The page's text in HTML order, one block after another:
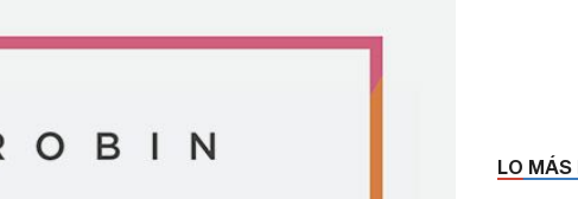
LO MÁS